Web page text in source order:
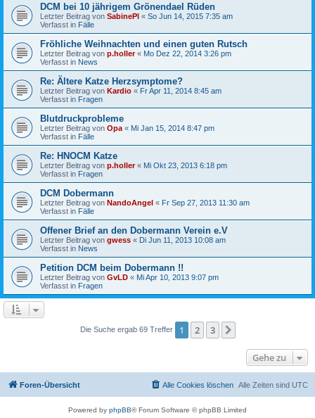
DCM bei 10 jährigem Grönendael Rüden
Letzter Beitrag von SabinePl « So Jun 14, 2015 7:35 am
Verfasst in Fälle
Fröhliche Weihnachten und einen guten Rutsch
Letzter Beitrag von p.holler« Mo Dez 22, 2014 3:26 pm
Verfasst in News
Re: Ältere Katze Herzsymptome?
Letzter Beitrag von Kardio « Fr Apr 11, 2014 8:45 am
Verfasst in Fragen
Blutdruckprobleme
Letzter Beitrag von Opa « Mi Jan 15, 2014 8:47 pm
Verfasst in Fälle
Re: HNOCM Katze
Letzter Beitrag von p.holler« Mi Okt 23, 2013 6:18 pm
Verfasst in Fragen
DCM Dobermann
Letzter Beitrag von NandoAngel « Fr Sep 27, 2013 11:30 am
Verfasst in Fälle
Offener Brief an den Dobermann Verein e.V
Letzter Beitrag von gwess « Di Jun 11, 2013 10:08 am
Verfasst in News
Petition DCM beim Dobermann !!
Letzter Beitrag von GvLD « Mi Apr 10, 2013 9:07 pm
Verfasst in Fragen
Die Suche ergab 69 Treffer 1 2 3
Gehe zu
Foren-Übersicht Alle Zeiten sind UTC
Alle Cookies löschen
Powered by phpBB® Forum Software © phpBB Limited